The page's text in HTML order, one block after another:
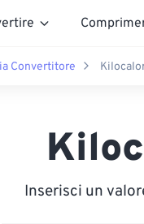
Convertitore
Inserisci un